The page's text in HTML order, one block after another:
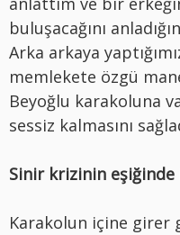
buluşacağını
Arka arkaya
memlekete özgü
Beyoğlu karakoluna
sessiz kalmasını
Sinir krizinin
Karakolun içine girer